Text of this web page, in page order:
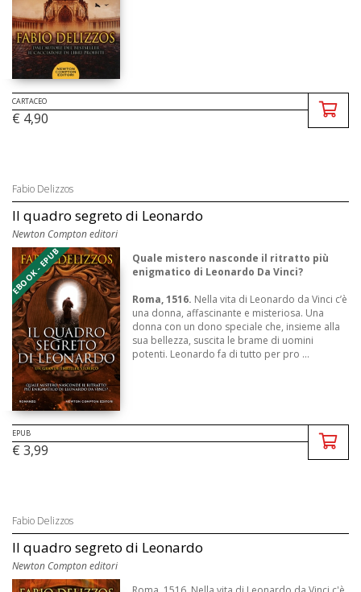
CARTACEO
€ 4,90
Fabio Delizzos
Il quadro segreto di Leonardo
Newton Compton editori
EBOOK - EPUB
Quale mistero nasconde il ritratto più
enigmatico di Leonardo Da Vinci?
Roma, 1516. Nella vita di Leonardo da Vinci c’è
una donna, affascinante e misteriosa. Una
donna con un dono speciale che, insieme alla
sua bellezza, suscita le brame di uomini
potenti. Leonardo fa di tutto per pro ...
EPUB
€ 3,99
Fabio Delizzos
Il quadro segreto di Leonardo
Newton Compton editori